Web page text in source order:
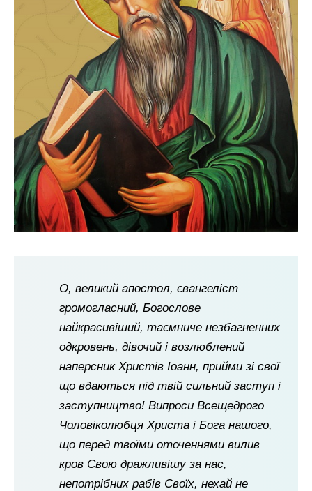
О, великий апостол, євангеліст
громогласний, Богослове
найкрасивіший, таємниче незбагненних
одкровень, дівочий і возлюблений
наперсник Христів Іоанн, прийми зі свої
що вдаються під твій сильний заступ і
заступництво! Випроси Всещедрого
Чоловіколюбця Христа і Бога нашого,
що перед твоїми оточеннями вилив
кров Свою дражливішу за нас,
непотрібних рабів Своїх, нехай не